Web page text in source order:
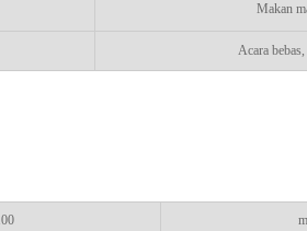
Makan
Acara